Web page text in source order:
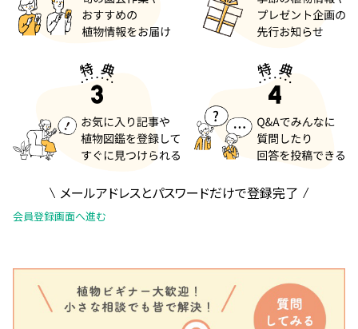
メールアドレスとパスワードだけで登録完了
会員登録画面へ進む